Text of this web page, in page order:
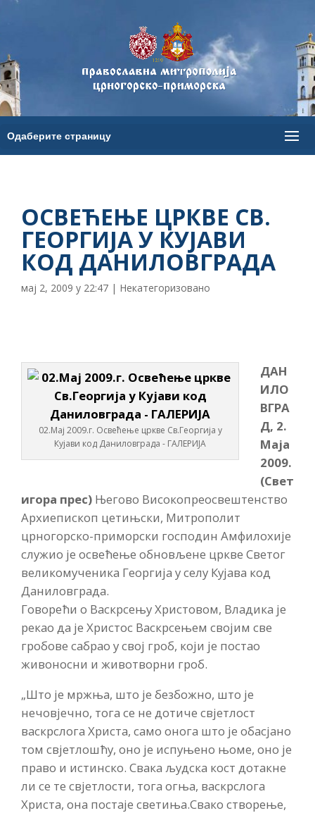
ОСВЕЋЕЊЕ ЦРКВЕ СВ.
ГЕОРГИЈА У КУЈАВИ
КОД ДАНИЛОВГРАДА
мај 2, 2009 у 22:47 | Некатегоризовано
02.Мај 2009.г. Освећење цркве Св.Георгија у
Кујави код Даниловграда - ГАЛЕРИЈА
ДАН
ИЛО
ВГРА
Д, 2.
Маја
2009.
(Свет
игора прес) Његово Високопреосвештенство
Архиепископ цетињски, Митрополит
црногорско-приморски господин Амфилохије
служио је освећење обновљене цркве Светог
великомученика Георгија у селу Кујава код
Даниловграда.
Говорећи о Васкрсењу Христовом, Владика је
рекао да је Христос Васкрсењем својим све
гробове сабрао у свој гроб, који је постао
живоносни и животворни гроб.
„Што је мржња, што је безбожно, што је
нечовјечно, тога се не дотиче свјетлост
васкрслога Христа, само онога што је обасјано
том свјетлошћу, оно је испуњено њоме, оно је
право и истинско. Свака људска кост дотакне
ли се те свјетлости, тога огња, васкрслога
Христа, она постаје светиња.Свако створење,